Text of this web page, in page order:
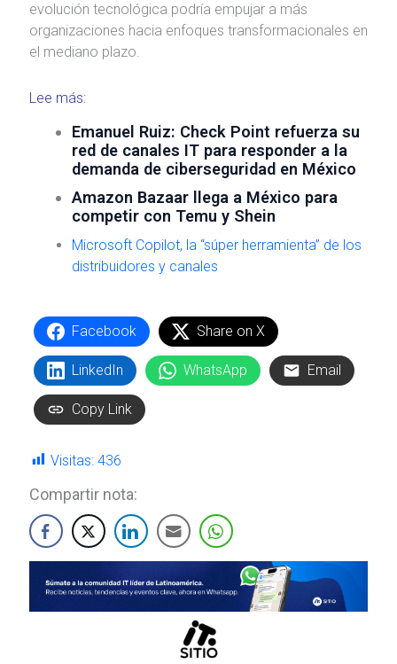
evolución tecnológica podría empujar a más
organizaciones hacia enfoques transformacionales en
el mediano plazo.
Lee más:
Emanuel Ruiz: Check Point refuerza su
red de canales IT para responder a la
demanda de ciberseguridad en México
Amazon Bazaar llega a México para
competir con Temu y Shein
Microsoft Copilot, la “súper herramienta” de los
distribuidores y canales
Facebook Share on X
LinkedIn WhatsApp Email
Copy Link
Visitas: 436
Compartir nota: